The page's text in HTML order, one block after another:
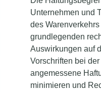
Unternehmen und
des
grundlegenden
Auswirkungen auf
Vorschriften bei
angemessene
minimieren und